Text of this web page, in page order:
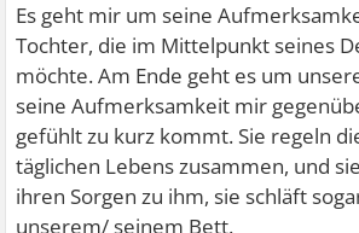
Es geht mir um seine
Tochter, die im Mittelpunkt seines
möchte. Am Ende geht es um
seine Aufmerksamkeit mir
gefühlt zu kurz kommt. Sie regeln
täglichen Lebens zusammen, und
ihren Sorgen zu ihm, sie schläft
unserem/ seinem Bett.